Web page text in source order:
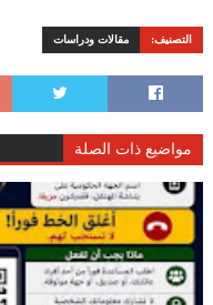
التصنيف: مقالات ودراسات
مواضيع ذات الصلة